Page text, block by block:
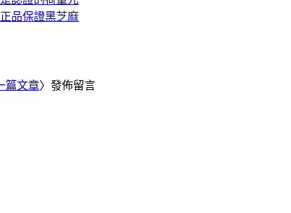
品保證黑芝麻
篇文章〉發佈留言